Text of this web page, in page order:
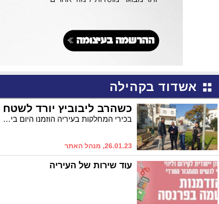
אשדוד בקהילה
כשהרב ליבוביץ יורד לשטח
בכירי המחלקות בעיריה הוזמנו היום בידי הרב אברהם ליבוביץ לסיור ברובע ז', במהלכו עמדו על הצרכים ובחנו תוכנית לביצוע שיפורים נרחבים בגינות הציבורי
26.01.23, מנהל האתר
עוד שירות של העיריה